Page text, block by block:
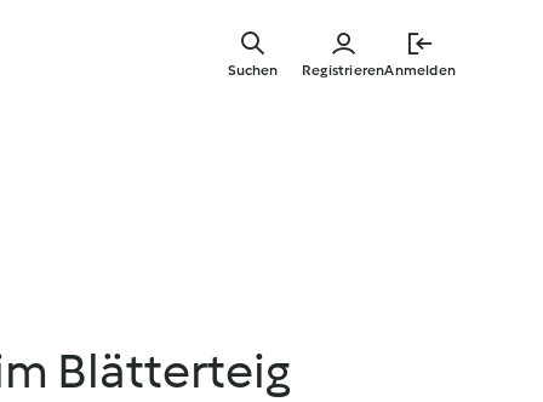
RegistrierenAnmelden
Suchen
Blätterteig